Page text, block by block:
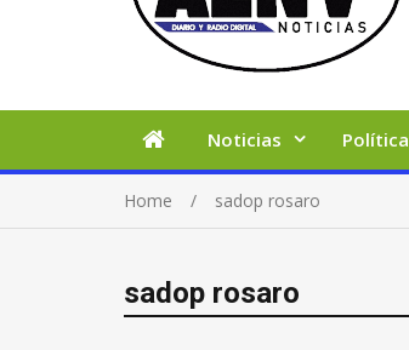
Noticias Política
Home sadop rosaro
sadop rosaro